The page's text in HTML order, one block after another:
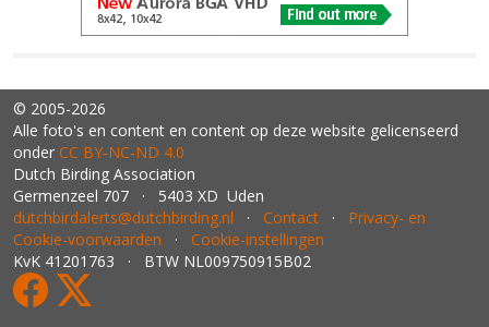
© 2005-2026
Alle foto's en content en content op deze website gelicenseerd
onder CC BY‑NC‑ND 4.0
Dutch Birding Association
Germenzeel 707 · 5403 XD Uden
dutchbirdalerts@dutchbirding.nl · Contact · Privacy- en
Cookie-voorwaarden · Cookie-instellingen
KvK 41201763 · BTW NL009750915B02